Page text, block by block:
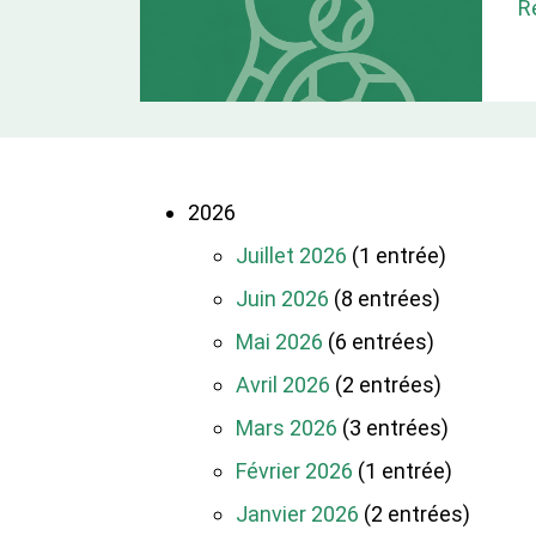
2026
Juillet 2026 (1 entrée)
Juin 2026 (8 entrées)
Mai 2026 (6 entrées)
Avril 2026 (2 entrées)
Mars 2026 (3 entrées)
Février 2026 (1 entrée)
Janvier 2026 (2 entrées)